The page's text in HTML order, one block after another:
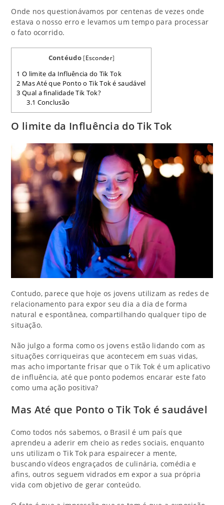
Onde nos questionávamos por centenas de vezes onde
estava o nosso erro e levamos um tempo para processar
o fato ocorrido.
Contéudo [Esconder]
1 O limite da Influência do Tik Tok
2 Mas Até que Ponto o Tik Tok é saudável
3 Qual a finalidade Tik Tok?
3.1 Conclusão
O limite da Influência do Tik Tok
Contudo, parece que hoje os jovens utilizam as redes de
relacionamento para expor seu dia a dia de forma
natural e espontânea, compartilhando qualquer tipo de
situação.
Não julgo a forma como os jovens estão lidando com as
situações corriqueiras que acontecem em suas vidas,
mas acho importante frisar que o Tik Tok é um aplicativo
de influência, até que ponto podemos encarar este fato
como uma ação positiva?
Mas Até que Ponto o Tik Tok é saudável
Como todos nós sabemos, o Brasil é um país que
aprendeu a aderir em cheio as redes sociais, enquanto
uns utilizam o Tik Tok para espairecer a mente,
buscando vídeos engraçados de culinária, comédia e
afins, outros seguem vidrados em expor a sua própria
vida com objetivo de gerar conteúdo.